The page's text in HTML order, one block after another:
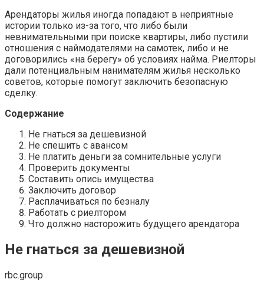
Арендаторы жилья иногда попадают в неприятные
истории только из-за того, что либо были
невнимательными при поиске квартиры, либо пустили
отношения с наймодателями на самотек, либо и не
договорились «на берегу» об условиях найма. Риелторы
дали потенциальным нанимателям жилья несколько
советов, которые помогут заключить безопасную
сделку.
Содержание
Не гнаться за дешевизной
Не спешить с авансом
Не платить деньги за сомнительные услуги
Проверить документы
Составить опись имущества
Заключить договор
Расплачиваться по безналу
Работать с риелтором
Что должно насторожить будущего арендатора
Не гнаться за дешевизной
rbc.group